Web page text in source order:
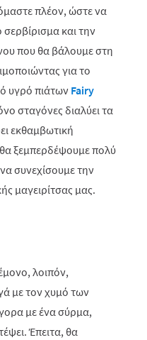
πλέον, ώστε να
και την
που θα βάλουμε στη
για το
υγρό πιάτων Fairy
σταγόνες διαλύει τα
εκθαμβωτική
ξεμπερδέψουμε πολύ
συνεχίσουμε την
μαγειρίτσας μας.
λοιπόν,
με τον χυμό των
με ένα σύρμα,
Έπειτα, θα